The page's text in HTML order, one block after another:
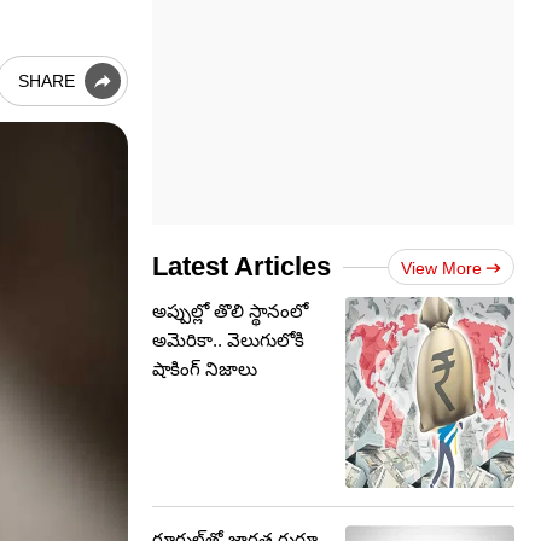
SHARE
Latest Articles View More
అప్పుల్లో తొలి స్థానంలో
అమెరికా.. వెలుగులోకి
షాకింగ్ నిజాలు